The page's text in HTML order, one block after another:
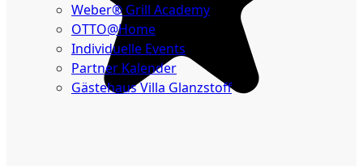
Weber® Grill Academy
OTTO@Home
Individuelle Events
Partner Kalender
Gästehaus Villa Glanzstoff